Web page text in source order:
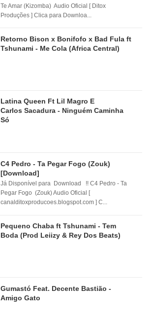
Te Amar (Kizomba) Audio Oficial [ Ditox
Produções ] Clica para Downloa...
Retorno Bison x Bonifofo x Bad Fula ft
Tshunami - Me Cola (Africa Central)
Latina Queen Ft Lil Magro E
Carlos Sacadura - Ninguém Caminha
Só
C4 Pedro - Ta Pegar Fogo (Zouk)
[Download]
Já Disponível para Download !! C4 Pedro - Ta
Pegar Fogo (Zouk) Audio Oficial [
canalditoxproducoes.blogspot.com ] C...
Pequeno Chaba ft Tshunami - Tem
Boda (Prod Leiizy & Rey Dos Beats)
Gumastó Feat. Decente Bastião -
Amigo Gato